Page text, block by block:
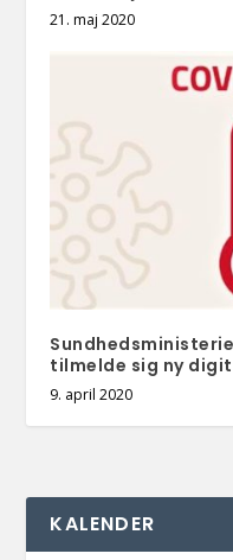
21. maj 2020
tilmelde sig ny
9. april 2020
KALENDER